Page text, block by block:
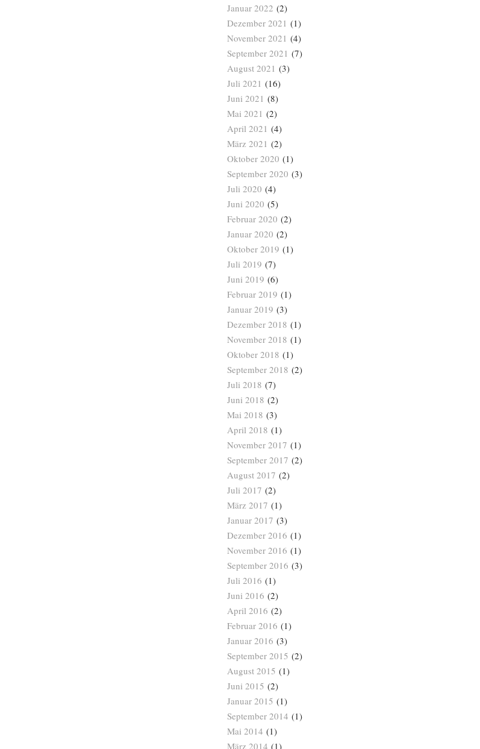
Januar 2022 (2)
Dezember 2021 (1)
November 2021 (4)
September 2021 (7)
August 2021 (3)
Juli 2021 (16)
Juni 2021 (8)
Mai 2021 (2)
April 2021 (4)
März 2021 (2)
Oktober 2020 (1)
September 2020 (3)
Juli 2020 (4)
Juni 2020 (5)
Februar 2020 (2)
Januar 2020 (2)
Oktober 2019 (1)
Juli 2019 (7)
Juni 2019 (6)
Februar 2019 (1)
Januar 2019 (3)
Dezember 2018 (1)
November 2018 (1)
Oktober 2018 (1)
September 2018 (2)
Juli 2018 (7)
Juni 2018 (2)
Mai 2018 (3)
April 2018 (1)
November 2017 (1)
September 2017 (2)
August 2017 (2)
Juli 2017 (2)
März 2017 (1)
Januar 2017 (3)
Dezember 2016 (1)
November 2016 (1)
September 2016 (3)
Juli 2016 (1)
Juni 2016 (2)
April 2016 (2)
Februar 2016 (1)
Januar 2016 (3)
September 2015 (2)
August 2015 (1)
Juni 2015 (2)
Januar 2015 (1)
September 2014 (1)
Mai 2014 (1)
März 2014 (1)